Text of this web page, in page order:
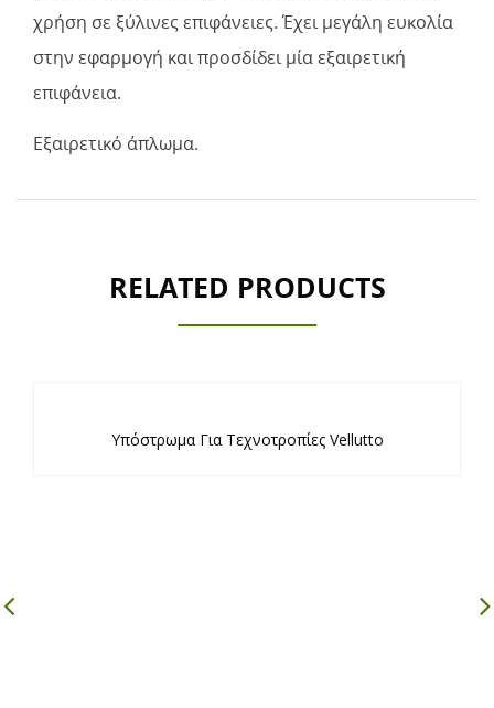
χρήση σε ξύλινες επιφάνειες. Έχει μεγάλη ευκολία
στην εφαρμογή και προσδίδει μία εξαιρετική
επιφάνεια.
Εξαιρετικό άπλωμα.
RELATED PRODUCTS
Υπόστρωμα Για Τεχνοτροπίες Vellutto